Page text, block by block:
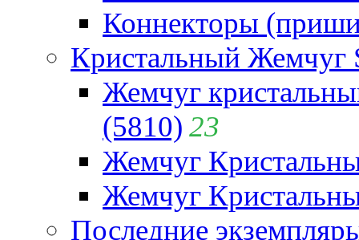
Коннекторы
Кристальный Жемчуг
Жемчуг
(5810) 23
Жемчуг
Жемчуг
Последние